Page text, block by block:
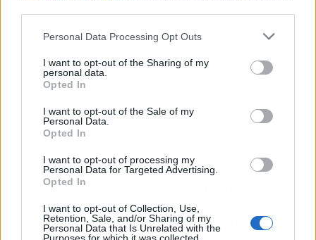
Personal Data Processing Opt Outs
I want to opt-out of the Sharing of my
personal data.
Opted In
I want to opt-out of the Sale of my
Personal Data.
Opted In
I want to opt-out of processing my
Personal Data for Targeted Advertising.
Opted In
I want to opt-out of Collection, Use,
Retention, Sale, and/or Sharing of my
Personal Data that Is Unrelated with the
InternacionalPeter Bly a mejor tesis doctoral
2018, que otorga la Asociación Internacional de
Galdosistas, con la tesis titulada «Imaginario
pedagógico en la producción de Benito Pérez